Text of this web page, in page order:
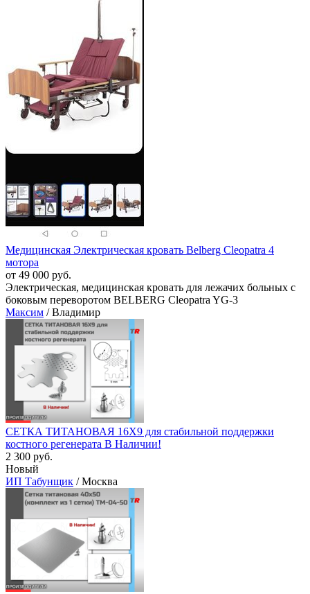
Медицинская Электрическая кровать Belberg Cleopatra 4
мотора
от 49 000 руб.
Электрическая, медицинская кровать для лежачих больных с
боковым переворотом BELBERG Cleopatra YG-3
Максим / Владимир
СЕТКА ТИТАНОВАЯ 16Х9 для стабильной поддержки
костного регенерата В Наличии!
2 300 руб.
Новый
ИП Табунщик / Москва